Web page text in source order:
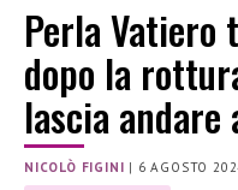
Perla Vatiero
dopo la
lascia andare
NICOLÒ FIGINI | 6 AGOSTO